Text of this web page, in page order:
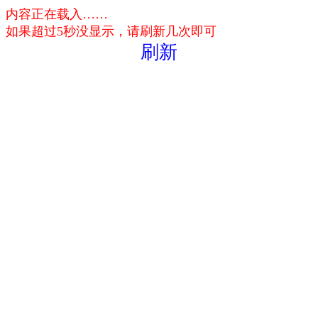
内容正在载入……
如果超过5秒没显示，请刷新几次即可
刷新